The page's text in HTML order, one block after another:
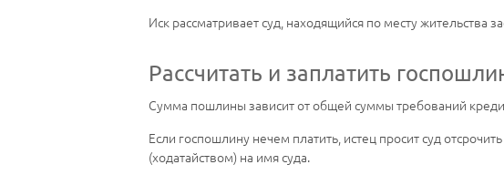
Иск рассматривает суд, находящийся по месту жительства
Рассчитать и заплатить
Сумма пошлины зависит от общей суммы требований
Если госпошлину нечем платить, истец просит суд
(ходатайством) на имя суда.